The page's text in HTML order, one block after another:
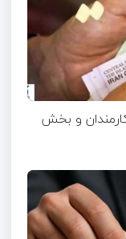
۱۴۰۵ کارگران ، کارمندان و بخش